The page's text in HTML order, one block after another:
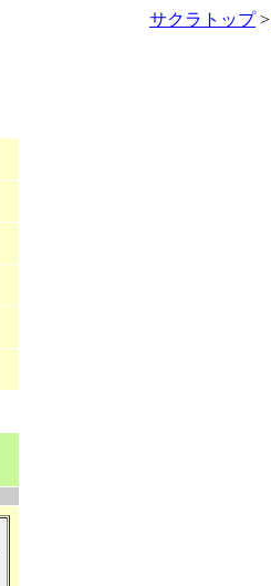
サクラトップ>